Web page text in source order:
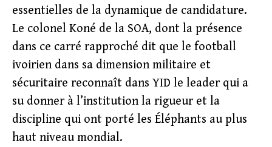
essentielles de la dynamique de candidature.
Le colonel Koné de la SOA, dont la présence
dans ce carré rapproché dit que le football
ivoirien dans sa dimension militaire et
sécuritaire reconnaît dans YID le leader qui a
su donner à l’institution la rigueur et la
discipline qui ont porté les Éléphants au plus
haut niveau mondial.